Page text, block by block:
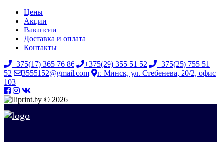
Цены
Акции
Вакансии
Доставка и оплата
Контакты
+375(17) 365 76 86
+375(29) 355 51 52
+375(25) 755 51
52
3555152@gmail.com
г. Минск, ул. Стебенева, 20/2, офис
103
© 2026